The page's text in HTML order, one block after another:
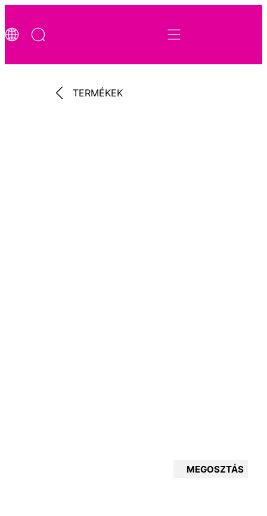
TERMÉKEK
MEGOSZTÁS